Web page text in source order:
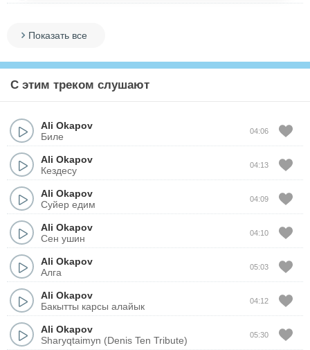
Показать все
С этим треком слушают
Ali Okapov
Биле
04:06
Ali Okapov
Кездесу
04:13
Ali Okapov
Суйер едим
04:09
Ali Okapov
Сен ушин
04:10
Ali Okapov
Алга
05:03
Ali Okapov
Бакытты карсы алайык
04:12
Ali Okapov
Sharyqtaimyn (Denis Ten Tribute)
05:30